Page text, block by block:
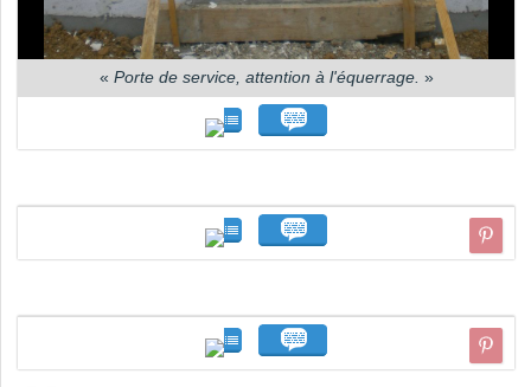
« Porte de service, attention à l'équerrage. »